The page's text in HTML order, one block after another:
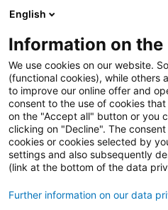
English
Information on
We use cookies on our website.
(functional cookies), while others
to improve our online offer and
consent to the use of cookies
on the "Accept all" button or you
clicking on "Decline". The
cookies or cookies selected by
settings and also subsequently
(link at the bottom of the data
Further information on our data